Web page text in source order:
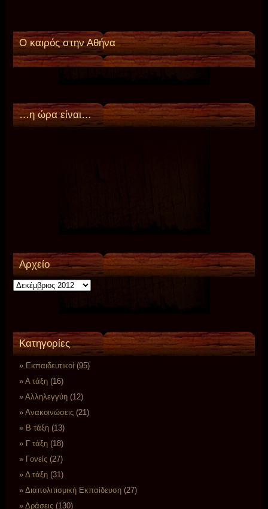
Ο καιρός στην Αθήνα
…η ώρα είναι…
Αρχείο
Αρχείο
Kατηγορίες
Eκπαιδευτικοί (95)
Α τάξη (16)
Αλληλεγγύη (12)
Ανακοινώσεις (21)
Β τάξη (13)
Γ τάξη (18)
Γονείς (27)
Δ τάξη (31)
Διαπολιτισμική Εκπαίδευση (27)
Δράσεις (130)